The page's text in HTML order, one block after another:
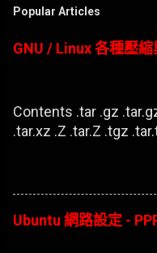
Popular Articles
GNU / Linux 各種壓
Contents .tar .gz
.tar.xz .Z .tar.Z .tgz
Ubuntu 網路設定 -